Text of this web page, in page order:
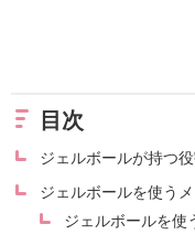
目次
ジェルボールが持つ
ジェルボールを使う
ジェルボールを使